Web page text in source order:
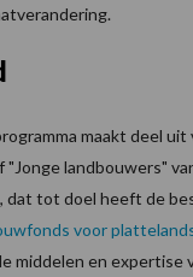
maakt deel uit
"Jonge landbouwers"
dat tot doel heeft de
voor
middelen en expertise